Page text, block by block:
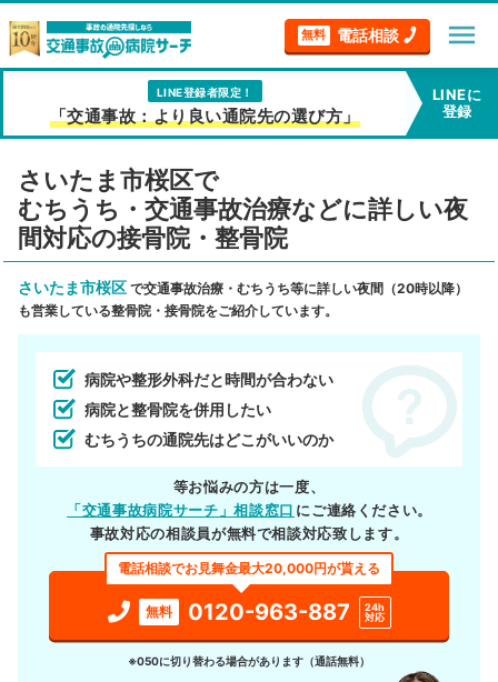
無料 電話相談 menu
LINE登録者限定！
「交通事故：より良い通院先の選び方」
LINEに
登録
さいたま市桜区で
むちうち・交通事故治療などに詳しい夜
間対応の接骨院・整骨院
さいたま市桜区 で交通事故治療・むちうち等に詳しい夜間（20時以降）
も営業している整骨院・接骨院をご紹介しています。
病院や整形外科だと時間が合わない
病院と整骨院を併用したい
むちうちの通院先はどこがいいのか
等お悩みの方は一度、
「交通事故病院サーチ」相談窓口 にご連絡ください。
事故対応の相談員が無料で相談対応致します。
電話相談でお見舞金最大20,000円が貰える
無料 0120-963-887
24h
対応
※050に切り替わる場合があります（通話無料）